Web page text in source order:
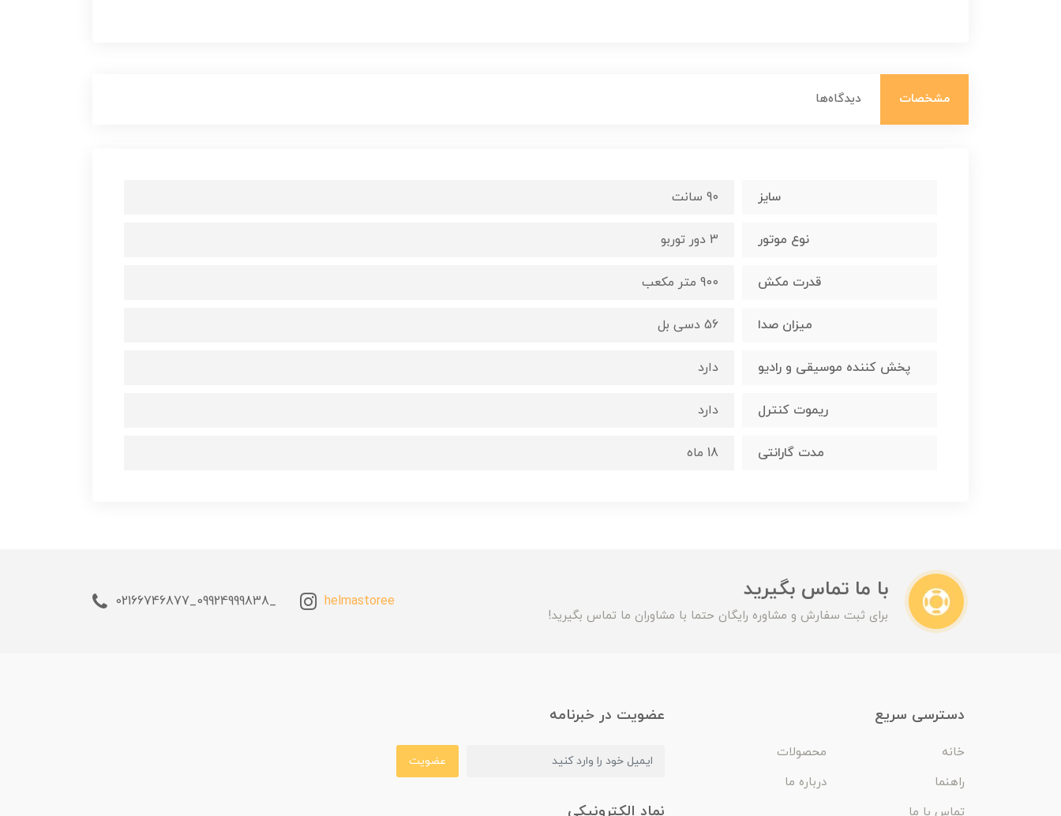
مشخصات دیدگاه‌ها
سایز 90 سانت
نوع موتور 3 دور توربو
قدرت مکش 900 متر مکعب
میزان صدا 56 دسی بل
پخش کننده موسیقی و رادیو دارد
ریموت کنترل دارد
مدت گارانتی 18 ماه
با ما تماس بگیرید
برای ثبت سفارش و مشاوره رایگان حتما با مشاوران ما تماس بگیرید!
helmastoree
_09924999838_02166746877
دسترسی سریع
خانه
محصولات
راهنما
درباره ما
تماس با ما
عضویت در خبرنامه
عضویت
نماد الکترونیکی